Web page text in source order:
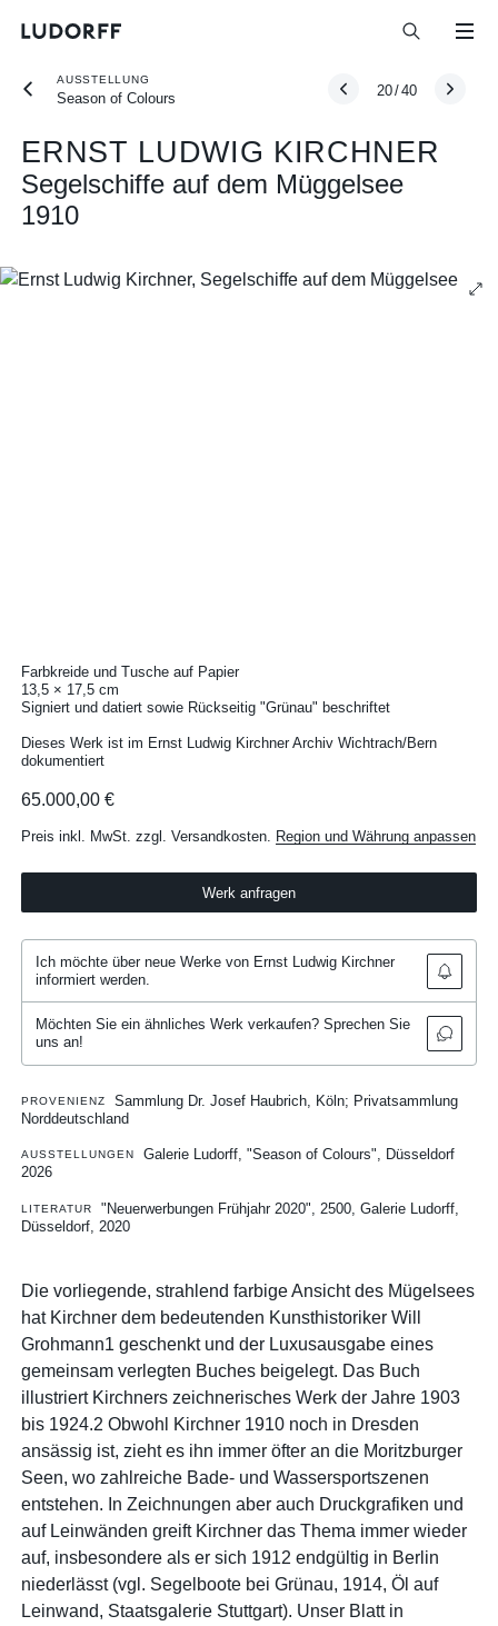
AUSSTELLUNG
Season of Colours
20/40
ERNST LUDWIG KIRCHNER
Segelschiffe auf dem Müggelsee
1910
Farbkreide und Tusche auf Papier
13,5 × 17,5 cm
Signiert und datiert sowie Rückseitig "Grünau" beschriftet
Dieses Werk ist im Ernst Ludwig Kirchner Archiv Wichtrach/Bern
dokumentiert
65.000,00 €
Preis inkl. MwSt. zzgl. Versandkosten. Region und Währung anpassen
Werk anfragen
Ich möchte über neue Werke von Ernst Ludwig Kirchner
informiert werden.
Möchten Sie ein ähnliches Werk verkaufen? Sprechen Sie
uns an!
PROVENIENZ
Sammlung Dr. Josef Haubrich, Köln; Privatsammlung
Norddeutschland
AUSSTELLUNGEN
Galerie Ludorff, "Season of Colours", Düsseldorf
2026
LITERATUR
"Neuerwerbungen Frühjahr 2020", 2500, Galerie Ludorff,
Düsseldorf, 2020
Die vorliegende, strahlend farbige Ansicht des Mügelsees
hat Kirchner dem bedeutenden Kunsthistoriker Will
Grohmann1 geschenkt und der Luxusausgabe eines
gemeinsam verlegten Buches beigelegt. Das Buch
illustriert Kirchners zeichnerisches Werk der Jahre 1903
bis 1924.2 Obwohl Kirchner 1910 noch in Dresden
ansässig ist, zieht es ihn immer öfter an die Moritzburger
Seen, wo zahlreiche Bade- und Wassersportszenen
entstehen. In Zeichnungen aber auch Druckgrafiken und
auf Leinwänden greift Kirchner das Thema immer wieder
auf, insbesondere als er sich 1912 endgültig in Berlin
niederlässt (vgl. Segelboote bei Grünau, 1914, Öl auf
Leinwand, Staatsgalerie Stuttgart). Unser Blatt in